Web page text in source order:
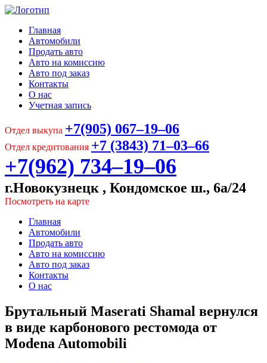
Главная
Автомобили
Продать авто
Авто на комиссию
Авто под заказ
Контакты
О нас
Учетная запись
Отдел выкупа +7(905) 067‒19‒06
Отдел кредитования +7 (3843) 71‒03‒66
+7(962) 734‒19‒06
г.Новокузнецк , Кондомское ш., 6а/24
Посмотреть на карте
Главная
Автомобили
Продать авто
Авто на комиссию
Авто под заказ
Контакты
О нас
Брутальный Maserati Shamal вернулся
в виде карбонового рестомода от
Modena Automobili